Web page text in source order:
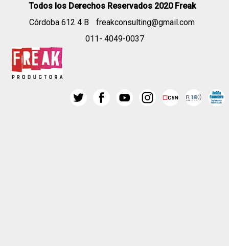
Todos los Derechos Reservados 2020 Freak
Córdoba 612 4 B
freakconsulting@gmail.com
011- 4049-0037